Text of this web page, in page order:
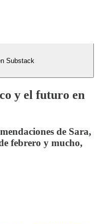
Substack
y el futuro en
de Sara,
febrero y mucho,